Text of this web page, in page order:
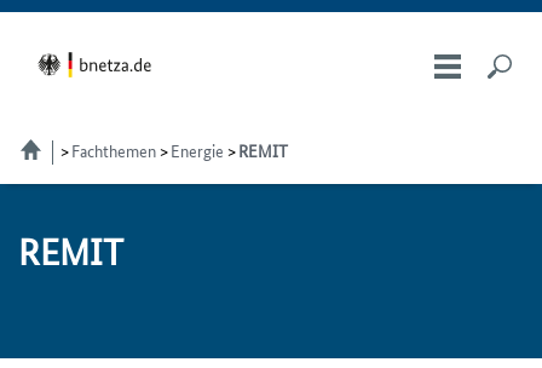
Fachthemen Energie REMIT
RE­MIT